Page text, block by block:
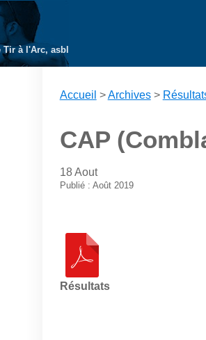
Tir à l'Arc, asbl
Accueil >Archives>
CAP
18 Aout
Publié : Août 2019
Résultats